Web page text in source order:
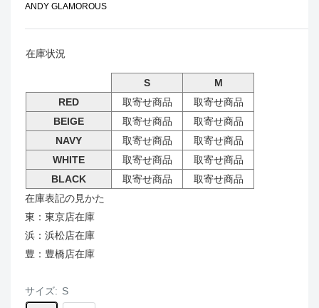
ANDY GLAMOROUS
在庫状況
S
M
RED
取寄せ商品
取寄せ商品
BEIGE
取寄せ商品
取寄せ商品
NAVY
取寄せ商品
取寄せ商品
WHITE
取寄せ商品
取寄せ商品
BLACK
取寄せ商品
取寄せ商品
在庫表記の見かた
東：東京店在庫
浜：浜松店在庫
豊：豊橋店在庫
サイズ: S